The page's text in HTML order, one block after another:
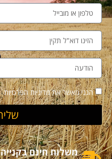
הנני מאשר את מדיניות הפרטיות